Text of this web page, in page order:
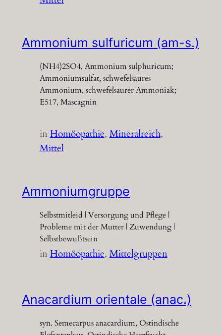
Ammonium sulfuricum (am-s.)
(NH4)2SO4, Ammonium sulphuricum;
Ammoniumsulfat, schwefelsaures
Ammonium, schwefelsaurer Ammoniak;
E517, Mascagnin
inHomöopathie, Mineralreich
Mittel
Ammoniumgruppe
Selbstmitleid | Versorgung und Pflege |
Probleme mit der Mutter | Zuwendung |
Selbstbewußtsein
inHomöopathie, Mittelgruppen
Anacardium orientale (anac.)
syn. Semecarpus anacardium, Ostindische